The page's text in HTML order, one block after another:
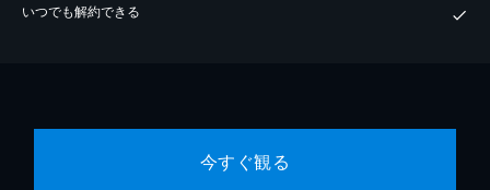
いつでも解約できる
今すぐ観る